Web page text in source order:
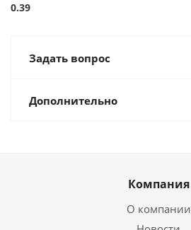
0.39
Задать вопрос
Дополнительно
Компания
О компании